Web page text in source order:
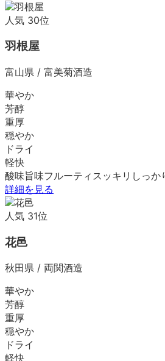
人気 30位
羽根屋
富山県 / 富美菊酒造
華やか
芳醇
重厚
穏やか
ドライ
軽快
酸味旨味フルーティ スッキリ しっか
詳細を見る
人気 31位
花邑
秋田県 / 両関酒造
華やか
芳醇
重厚
穏やか
ドライ
軽快